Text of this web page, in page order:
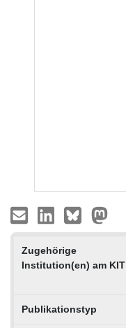
Zugehörige
Institution(en) am KIT
Publikationstyp